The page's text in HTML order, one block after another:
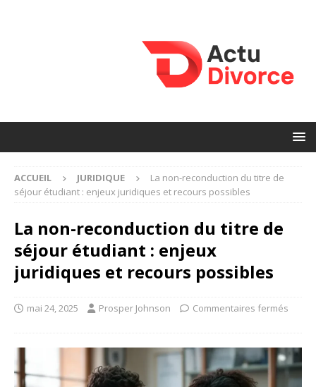
ACCUEIL JURIDIQUE
La non-reconduction du titre de
séjour étudiant : enjeux juridiques et recours possibles
La non-reconduction du titre de
séjour étudiant : enjeux
juridiques et recours possibles
mai 24, 2025 Prosper Johnson Commentaires fermés